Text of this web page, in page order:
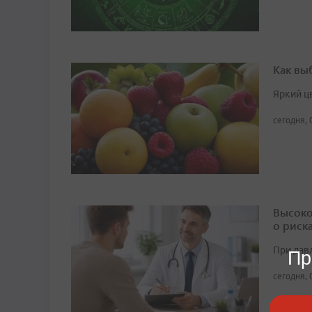
Как
Яркий
сегодня,
о
При
сегодня,